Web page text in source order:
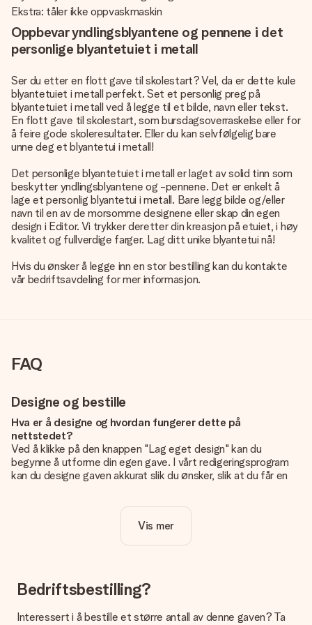
Ekstra: tåler ikke oppvaskmaskin
Oppbevar yndlingsblyantene og pennene i det
personlige blyantetuiet i metall
Ser du etter en flott gave til skolestart? Vel, da er dette kule
blyantetuiet i metall perfekt. Set et personlig preg på
blyantetuiet i metall ved å legge til et bilde, navn eller tekst.
En flott gave til skolestart, som bursdagsoverraskelse eller for
å feire gode skoleresultater. Eller du kan selvfølgelig bare
unne deg et blyantetui i metall!
Det personlige blyantetuiet i metall er laget av solid tinn som
beskytter yndlingsblyantene og -pennene. Det er enkelt å
lage et personlig blyantetui i metall. Bare legg bilde og/eller
navn til en av de morsomme designene eller skap din egen
design i Editor. Vi trykker deretter din kreasjon på etuiet, i høy
kvalitet og fullverdige farger. Lag ditt unike blyantetui nå!
Hvis du ønsker å legge inn en stor bestilling kan du kontakte
vår bedriftsavdeling for mer informasjon.
FAQ
Designe og bestille
Hva er å designe og hvordan fungerer dette på
nettstedet?
Ved å klikke på den knappen "Lag eget design" kan du
begynne å utforme din egen gave. I vårt redigeringsprogram
kan du designe gaven akkurat slik du ønsker, slik at du får en
å gjøre gaven din helt unik.
Er eget design inkludert i prisen?
Hvordan vet jeg om bildt mitt er av riktig kvalitet?
Derfor er det viktig å bruke bilder av høy kvalitet. Hvis du er
Vis mer
Bedriftsbestilling?
Interessert i å bestille et større antall av denne gaven? Ta